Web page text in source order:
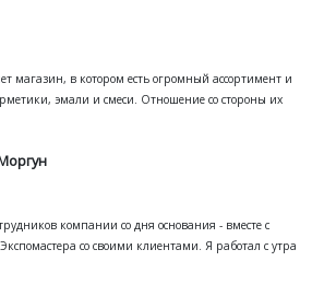
магазин, в котором есть огромный ассортимент и
эмали и смеси. Отношение со стороны их
компании со дня основания - вместе с
со своими клиентами. Я работал с утра